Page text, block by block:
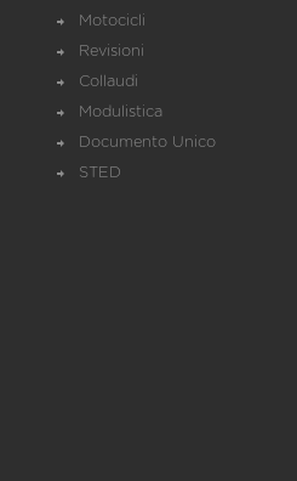
Motocicli
Revisioni
Collaudi
Modulistica
Documento Unico
STED